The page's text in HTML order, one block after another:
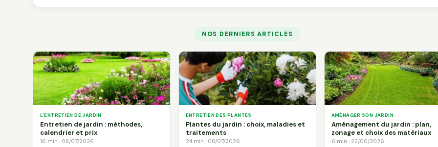
NOS DERNIERS ARTICLES
L'ENTRETIEN DE JARDIN
Entretien de jardin : méthodes,
calendrier et prix
16 min · 08/07/2026
ENTRETIEN DES PLANTES
Plantes du jardin : choix, maladies et
traitements
24 min · 08/07/2026
AMÉNAGER SON JARDIN
Aménagement du jardin : plan,
zonage et choix des matériaux
6 min · 22/06/2026